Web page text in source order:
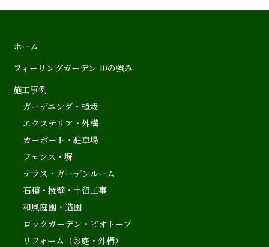
ホーム
フィーリングガーデン 10の強み
施工事例
ガーデニング・植栽
エクステリア・外構
カーポート・駐車場
フェンス・塀
テラス・ガーデンルーム
石積・擁壁・土留工事
和風庭園・造園
ロックガーデン・ビオトープ
リフォーム（お庭・外構）